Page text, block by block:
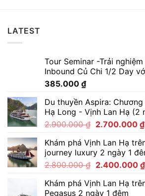
LATEST
Tour Seminar -Trải
Inbound Củ Chi 1/2 Day
385.000 ₫
Du thuyền Aspira:
Hạ Long - Vịnh Lan Hạ (2
2.900.000₫ 2.700.000 ₫
Khám phá Vịnh Lan Hạ
journey luxury 2 ngày 1
2.800.000₫ 2.400.000 ₫
Khám phá Vịnh Lan Hạ
Pegasus 2 ngày 1 đêm